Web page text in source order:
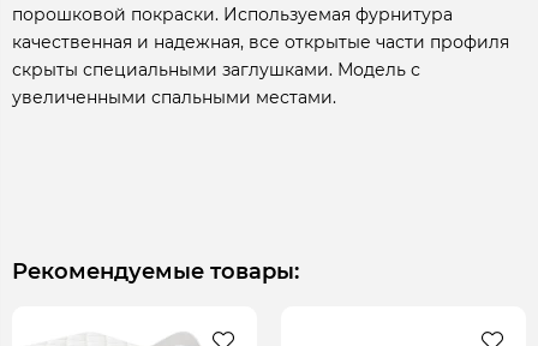
порошковой покраски. Используемая фурнитура
качественная и надежная, все открытые части профиля
скрыты специальными заглушками. Модель с
увеличенными спальными местами.
Рекомендуемые товары: